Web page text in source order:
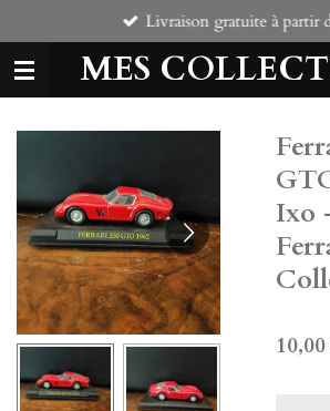
au
contenu
principal
MES
Livraison gratuite à partir
Ixo